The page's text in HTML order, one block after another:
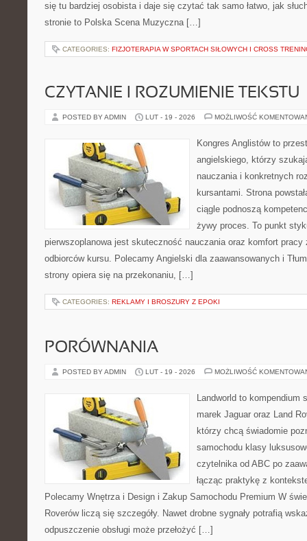
się tu bardziej osobista i daje się czytać tak samo łatwo, jak
stronie to Polska Scena Muzyczna […]
CATEGORIES: FIZJOTERAPIA W SPORTACH SIŁOWYCH I CROSS
CZYTANIE I ROZUMIENIE TEKSTU
POSTED BY ADMIN LUT - 19 - 2026 MOŻLIWOŚĆ
Kongres Anglistów to
angielskiego, którzy
nauczania i konkretnych
kursantami. Strona
ciągle podnoszą
żywy proces. To punkt
pierwszoplanowa jest skuteczność nauczania oraz komfort
odbiorców kursu. Polecamy Angielski dla zaawansowanych i
strony opiera się na przekonaniu, […]
CATEGORIES: REKLAMY I BROSZURY Z EPOKI
PORÓWNANIA
POSTED BY ADMIN LUT - 19 - 2026 MOŻLIWOŚĆ
Landworld to kompendium
marek Jaguar oraz Land
którzy chcą świadomie
samochodu klasy
czytelnika od ABC po
łącząc praktykę z
Polecamy Wnętrza i Design i Zakup Samochodu Premium W
Roverów liczą się szczegóły. Nawet drobne sygnały potrafią
odpuszczenie obsługi może przełożyć […]